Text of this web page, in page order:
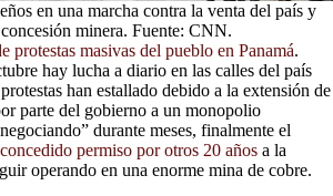
en una marcha contra la venta del país y
minera. Fuente: CNN.
protestas masivas del pueblo en Panamá.
hay lucha a diario en las calles del país
han estallado debido a la extensión de
parte del gobierno a un monopolio
durante meses, finalmente el
permiso por otros 20 años a la
operando en una enorme mina de cobre.